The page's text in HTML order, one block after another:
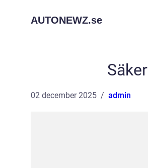
AUTONEWZ.se
02 december 2025 admin